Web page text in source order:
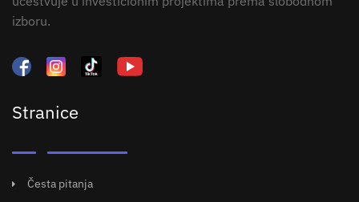
izboru.
Stranice
Česta pitanja